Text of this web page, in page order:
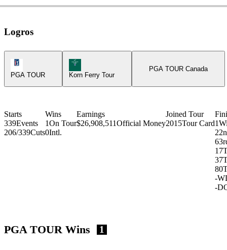
Logros
PGA TOUR
Korn Ferry Tour Icon
Korn Ferry Tour
PGA TOUR Canada
Starts
339Events
206/339Cuts
Wins
1On Tour
0Intl.
Earnings
$26,908,511Official Money
Joined Tour
2015Tour Card1
2
6
17
37
80
-
-
PGA TOUR Wins 1